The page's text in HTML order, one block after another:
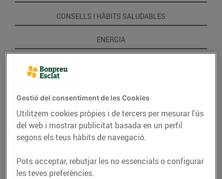
CONSELLS I HÀBITS SALUDABLES
ENERGIA
Gestió del consentiment de les Cookies
Utilitzem cookies pròpies i de tercers per mesurar l’ús
del web i mostrar publicitat basada en un perfil
segons els teus hàbits de navegació.
Pots acceptar, rebutjar les no essencials o configurar
les teves preferències.